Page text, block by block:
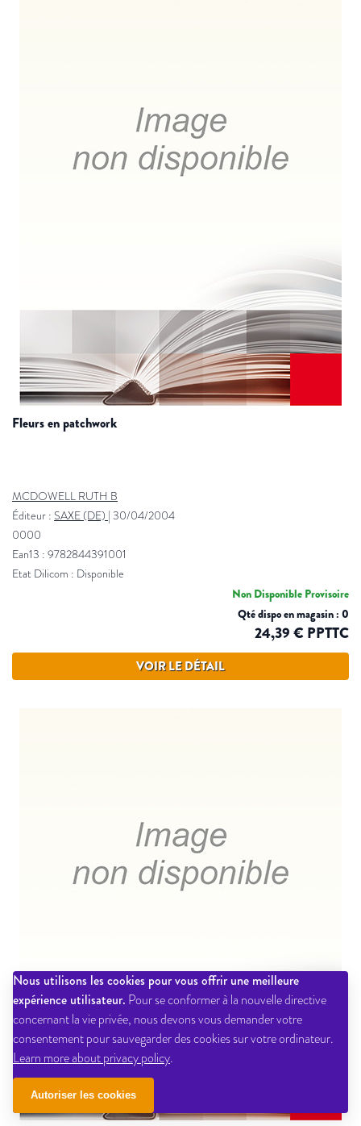
Nous utilisons les cookies pour vous offrir une meilleure
expérience utilisateur. Pour se conformer à la nouvelle directive
concernant la vie privée, nous devons vous demander votre
consentement pour sauvegarder des cookies sur votre ordinateur.
Learn more about privacy policy.
Autoriser les cookies
fleurs en patchwork
MCDOWELL RUTH B
Éditeur : SAXE (DE) | 30/04/2004
0000
Ean13 : 9782844391001
Etat Dilicom : Disponible
Non Disponible Provisoire
Qté dispo en magasin : 0
24,39 € PPTTC
VOIR LE DÉTAIL